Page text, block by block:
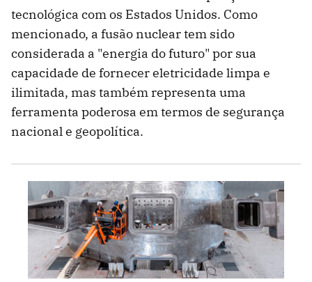
tecnológica com os Estados Unidos. Como
mencionado, a fusão nuclear tem sido
considerada a "energia do futuro" por sua
capacidade de fornecer eletricidade limpa e
ilimitada, mas também representa uma
ferramenta poderosa em termos de segurança
nacional e geopolítica.